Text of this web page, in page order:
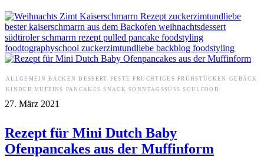
ALLGEMEIN BACKEN DESSERT FESTE FRUCHTIGES FRÜHSTÜCKEN
GEBÄCK
KINDER MUFFINS PANCAKES SNACK SONNTAGSSÜSS SOULFOOD
27. März 2021
Rezept für Mini Dutch Baby
Ofenpancakes aus der Muffinform